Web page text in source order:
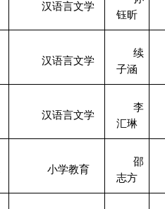
汉语言文学
钰昕
汉语言文学
续
子涵
汉语言文学
李
汇琳
小学教育
邵
志方